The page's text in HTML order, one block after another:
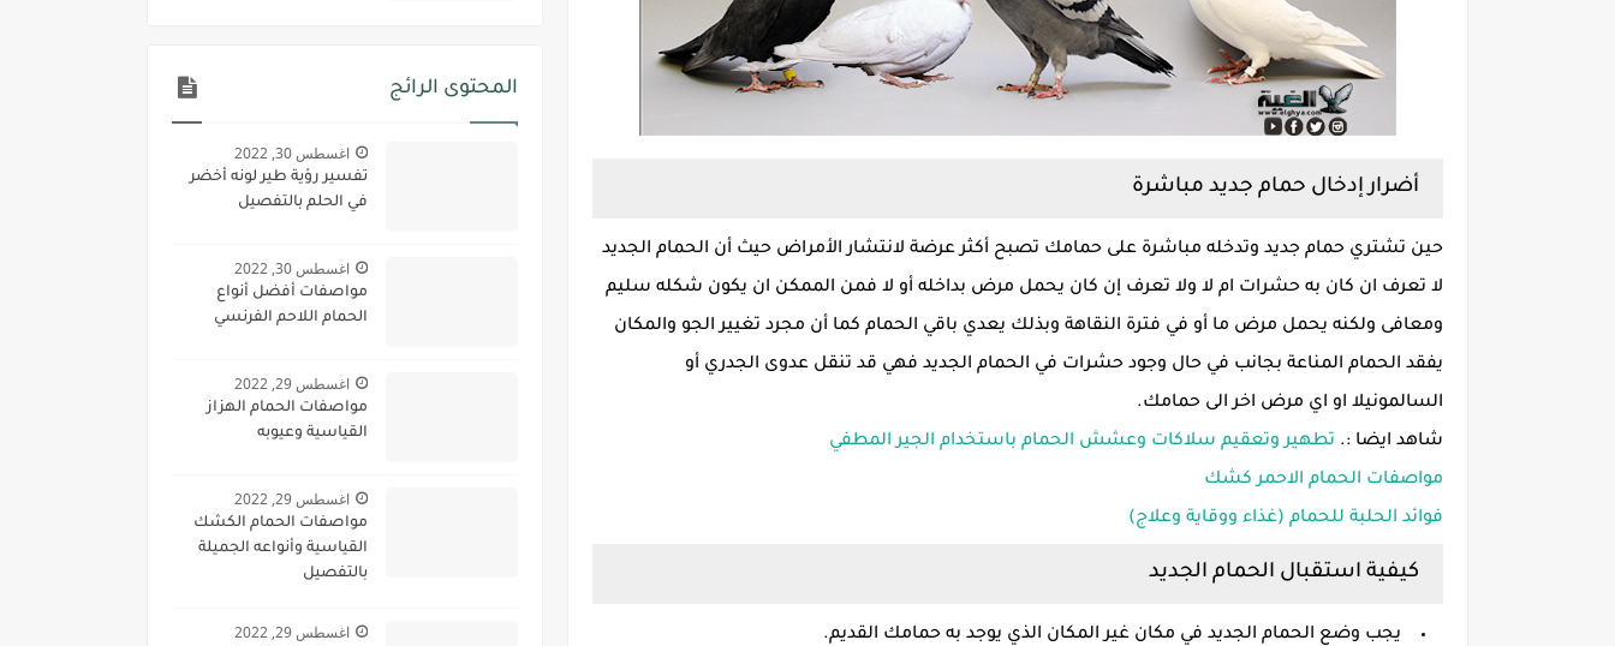
أضرار إدخال حمام جديد مباشرة
حين تشتري حمام جديد وتدخله مباشرة على حمامك تصبح أكثر عرضة لانتشار الأمراض حيث أن الحمام الجديد
لا تعرف ان كان به حشرات ام لا ولا تعرف إن كان يحمل مرض بداخله أو لا فمن الممكن ان يكون شكله سليم
ومعافى ولكنه يحمل مرض ما أو في فترة النقاهة وبذلك يعدي باقي الحمام كما أن مجرد تغيير الجو والمكان
يفقد الحمام المناعة بجانب في حال وجود حشرات في الحمام الجديد فهي قد تنقل عدوى الجدري أو
السالمونيلا او اي مرض اخر الى حمامك.
شاهد ايضا :. تطهير وتعقيم سلاكات وعشش الحمام باستخدام الجير المطفي
مواصفات الحمام الاحمر كشك
فوائد الحلبة للحمام (غذاء ووقاية وعلاج)
كيفية استقبال الحمام الجديد
يجب وضع الحمام الجديد في مكان غير المكان الذي يوجد به حمامك القديم.
المحتوى الرائج
اغسطس 30, 2022
تفسير رؤية طير لونه أخضر
في الحلم بالتفصيل
اغسطس 30, 2022
مواصفات أفضل أنواع
الحمام اللاحم الفرنسي
اغسطس 29, 2022
مواصفات الحمام الهزاز
القياسية وعيوبه
اغسطس 29, 2022
مواصفات الحمام الكشك
القياسية وأنواعه الجميلة
بالتفصيل
اغسطس 29, 2022